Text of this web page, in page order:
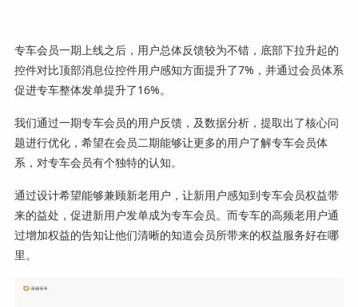
专车会员一期上线之后，用户总体反馈较为不错，底部下拉升起的
控件对比顶部消息位控件用户感知方面提升了7%，并通过会员体系
促进专车整体发单提升了16%。
我们通过一期专车会员的用户反馈，及数据分析，提取出了核心问
题进行优化，希望在会员二期能够让更多的用户了解专车会员体
系，对专车会员有个独特的认知。
通过设计希望能够兼顾新老用户，让新用户感知到专车会员权益带
来的益处，促进新用户发单成为专车会员。而专车的高频老用户通
过增加权益的告知让他们清晰的知道会员所带来的权益服务好在哪
里。